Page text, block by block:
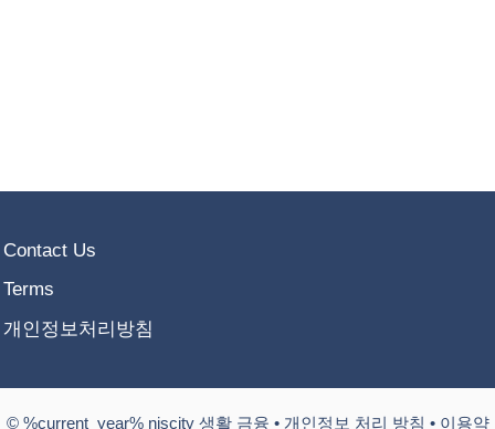
Contact Us
Terms
개인정보처리방침
© %current_year% niscity 생활 금융 • 개인정보 처리 방침 • 이용약